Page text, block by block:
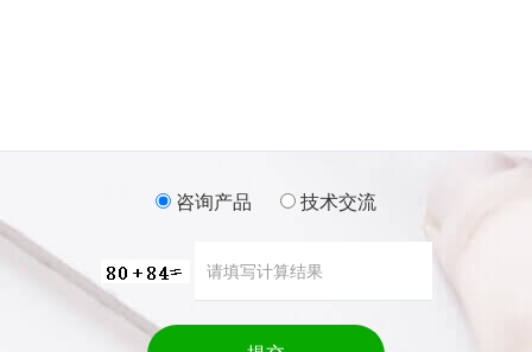
咨询产品 技术交流